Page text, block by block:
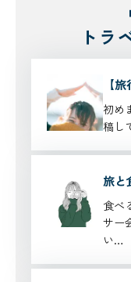
トラ
【
初め
稿し
旅
食べ
サー
い…